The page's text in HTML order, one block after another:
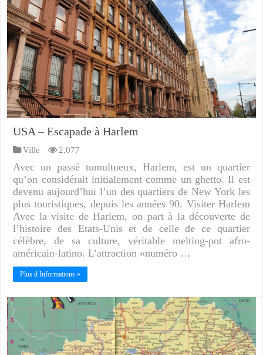
USA – Escapade à Harlem
Ville 2,077
Avec un passé tumultueux, Harlem, est un quartier
qu’on considérait initialement comme un ghetto. Il est
devenu aujourd’hui l’un des quartiers de New York les
plus touristiques, depuis les années 90. Visiter Harlem
Avec la visite de Harlem, on part à la découverte de
l’histoire des Etats-Unis et de celle de ce quartier
célèbre, de sa culture, véritable melting-pot afro-
américain-latino. L’attraction «numéro …
Plus d Informations »